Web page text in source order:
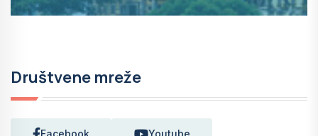
Društvene mreže
Facebook Youtube